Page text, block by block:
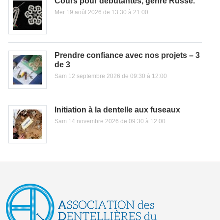
Mer 19 août 2026 de 13:30 à 21:00
Prendre confiance avec nos projets – 3
de 3
Sam 12 septembre 2026 de 09:30 à 12:00
Initiation à la dentelle aux fuseaux
Sam 14 novembre 2026 de 09:30 à 12:00